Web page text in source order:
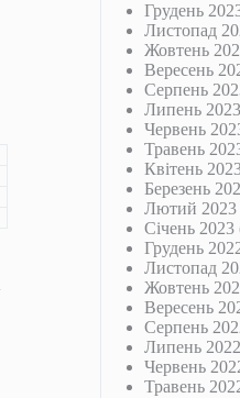
Грудень
Листопад
Жовтень
Вересень
Серпень
Липень 2023
Червень
Травень
Квітень
Березень
Лютий 2023
Січень 2023
Грудень
Листопад
Жовтень
Вересень
Серпень
Липень 2022
Червень
Травень